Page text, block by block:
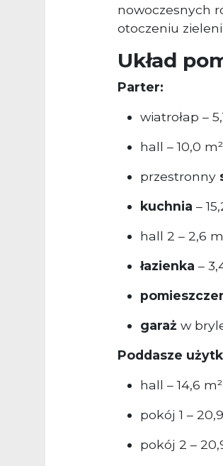
nowoczesnych
otoczeniu zieleni.
Układ
Parter:
wiatrołap –
hall – 10,0 m²
przestronny
kuchnia –
hall 2 – 2,6
łazienka –
garaż w
Poddasze
hall – 14,6 m²
pokój 1 –
pokój 2 –